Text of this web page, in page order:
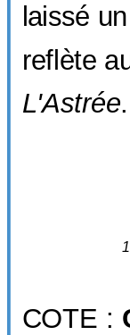
laissé
reflète
L'Astrée.
1
COTE :